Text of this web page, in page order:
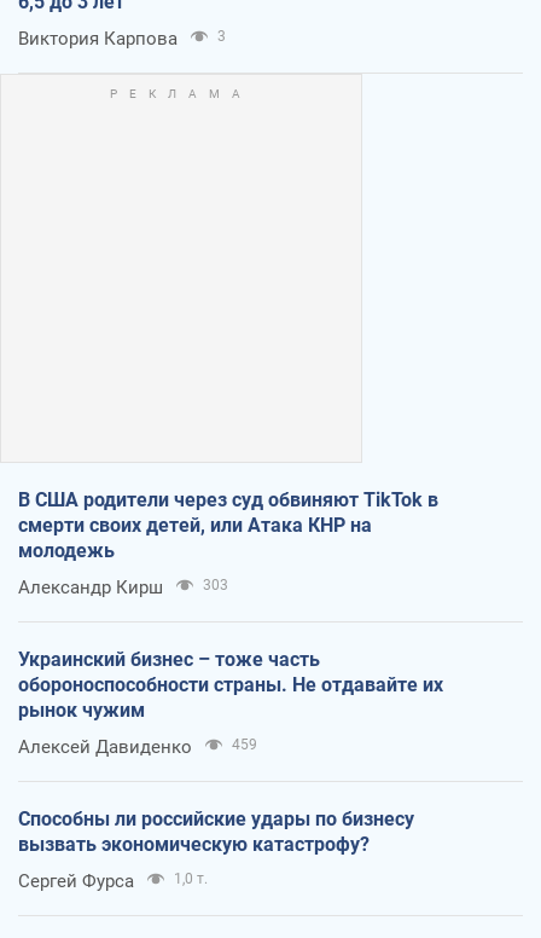
Виктория Карпова 3
В США родители через суд обвиняют TikTok в
смерти своих детей, или Атака КНР на
молодежь
Александр Кирш 303
Украинский бизнес – тоже часть
обороноспособности страны. Не отдавайте их
рынок чужим
Алексей Давиденко 459
Способны ли российские удары по бизнесу
вызвать экономическую катастрофу?
Сергей Фурса 1,0 т.